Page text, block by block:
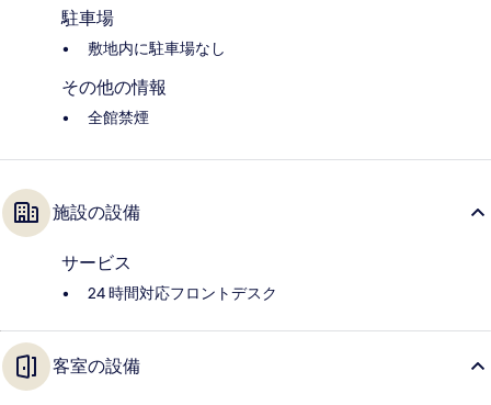
駐車場
敷地内に駐車場なし
その他の情報
全館禁煙
施設の設備
サービス
24 時間対応フロントデスク
客室の設備